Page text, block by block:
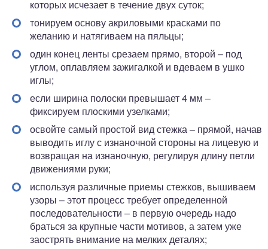
которых исчезает в течение двух суток;
тонируем основу акриловыми красками по
желанию и натягиваем на пяльцы;
один конец ленты срезаем прямо, второй – под
углом, оплавляем зажигалкой и вдеваем в ушко
иглы;
если ширина полоски превышает 4 мм –
фиксируем плоскими узелками;
освойте самый простой вид стежка – прямой, начав
выводить иглу с изнаночной стороны на лицевую и
возвращая на изнаночную, регулируя длину петли
движениями руки;
используя различные приемы стежков, вышиваем
узоры – этот процесс требует определенной
последовательности – в первую очередь надо
браться за крупные части мотивов, а затем уже
заострять внимание на мелких деталях;